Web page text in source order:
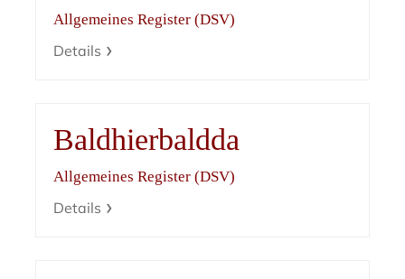
Allgemeines Register (DSV)
Details
Baldhierbaldda
Allgemeines Register (DSV)
Details